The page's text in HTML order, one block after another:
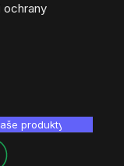
ochrany
produkty sú